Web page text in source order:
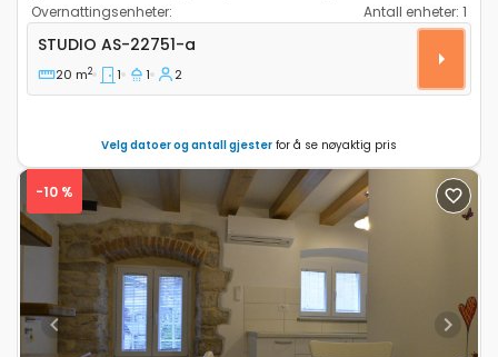
Overnattingsenheter:
Antall enheter: 1
Leilighet studio Cres AS-22751-a
STUDIO AS-22751-a
20 m2 1 1 2
Velg datoer og antall gjester for å se nøyaktig pris
Previous Next
-10 %